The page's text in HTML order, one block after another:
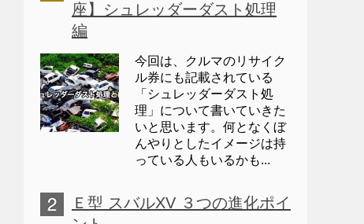
座】シュレッダーダスト処理
編
今回は、クルマのリサイク
ル券にも記載されている
「シュレッダーダスト処
理」について書いていきた
いと思います。何となくぼ
んやりとしたイメージは持
っている人もいるかも...
Ｅ型 スバルXV ３つの進化ポイ